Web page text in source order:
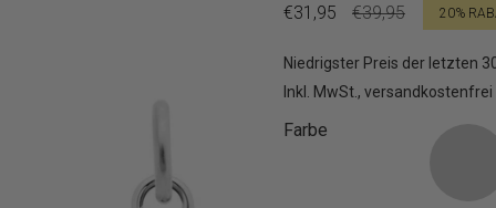
Verkaufspreis
€31,95
Regulärer
€39,95 20%
Niedrigster Preis der letzten
Inkl. MwSt., versandkostenfrei
Farbe